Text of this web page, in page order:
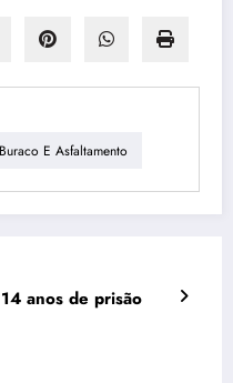
E Asfaltamento
anos de prisão